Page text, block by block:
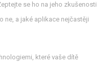
se ho na jeho zkušenosti
ne, a jaké aplikace nejčastěji
které vaše dítě